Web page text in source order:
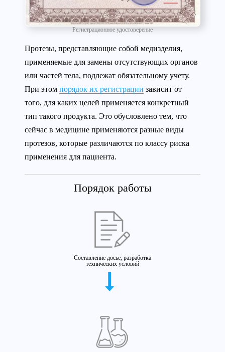
Регистрационное удостоверение
Протезы, представляющие собой медизделия,
применяемые для замены отсутствующих органов
или частей тела, подлежат обязательному учету.
При этом порядок их регистрации зависит от
того, для каких целей применяется конкретный
тип такого продукта. Это обусловлено тем, что
сейчас в медицине применяются разные виды
протезов, которые различаются по классу риска
применения для пациента.
Порядок работы
Составление досье, разработка
технических условий